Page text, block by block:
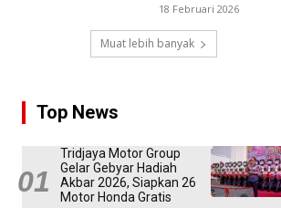
18 Februari 2026
Muat lebih banyak
Top News
Tridjaya Motor Group
Gelar Gebyar Hadiah
Akbar 2026, Siapkan 26
Motor Honda Gratis